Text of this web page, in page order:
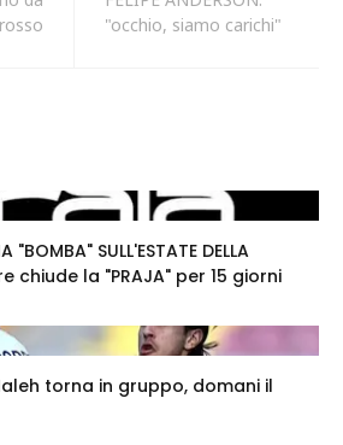
"occhio, siamo carichi"
"BOMBA" SULL'ESTATE DELLA
chiude la "PRAJA" per 15 giorni
Maleh torna in gruppo, domani il